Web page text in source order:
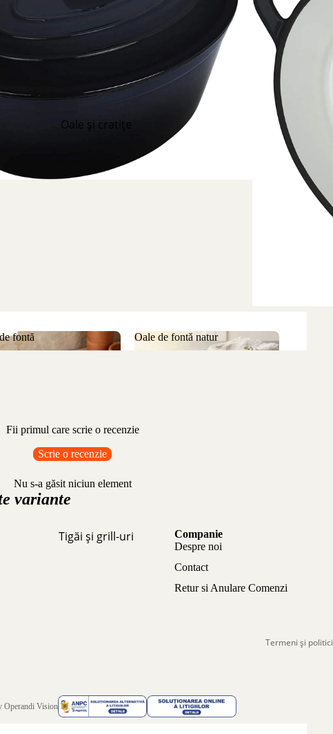
Oale și cratițe
fontă
Oale de fontă natur
Tigăi și grill-uri
Fii primul care scrie o recenzie
Scrie o recenzie
Nu s-a găsit niciun element
variante
Companie
Despre noi
Contact
Retur si Anulare Comenzi
Operandi Vision
Termeni și politici